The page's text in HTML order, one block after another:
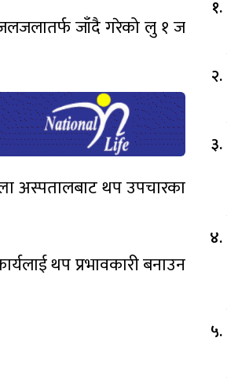
जलजलातर्फ जाँदै गरेको लु १ ज
अस्पतालबाट थप उपचारका
थप प्रभावकारी बनाउन